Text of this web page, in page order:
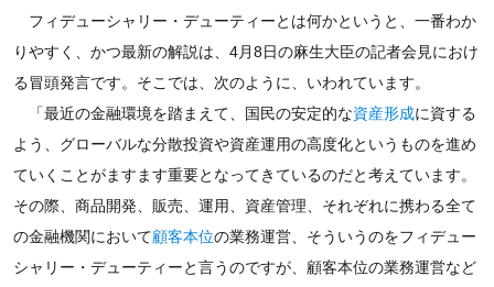
フィデューシャリー・デューティーとは何かというと、一番わか
りやすく、かつ最新の解説は、4月8日の麻生大臣の記者会見におけ
る冒頭発言です。そこでは、次のように、いわれています。
「最近の金融環境を踏まえて、国民の安定的な資産形成に資する
よう、グローバルな分散投資や資産運用の高度化というものを進め
ていくことがますます重要となってきているのだと考えています。
その際、商品開発、販売、運用、資産管理、それぞれに携わる全て
の金融機関において顧客本位の業務運営、そういうのをフィデュー
シャリー・デューティーと言うのですが、顧客本位の業務運営など